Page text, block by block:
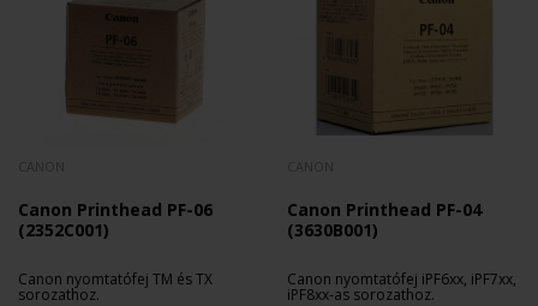
Canon Printhead PF-06
(2352C001)
Canon nyomtatófej TM és TX
sorozathoz.
Canon Printhead PF-04
(3630B001)
Canon nyomtatófej iPF6xx, iPF7xx,
iPF8xx-as sorozathoz.